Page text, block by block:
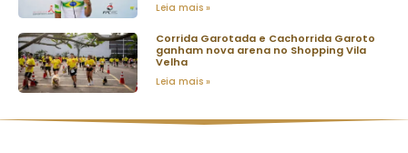
Leia mais »
Corrida Garotada e Cachorrida Garoto
ganham nova arena no Shopping Vila
Velha
Leia mais »